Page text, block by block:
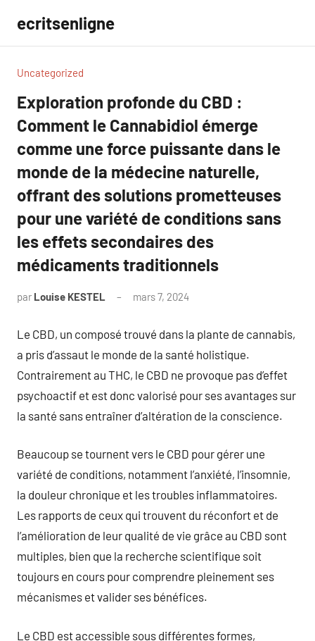
contenu
ecritsenligne
Uncategorized
Exploration profonde du CBD :
Comment le Cannabidiol émerge
comme une force puissante dans le
monde de la médecine naturelle,
offrant des solutions prometteuses
pour une variété de conditions sans
les effets secondaires des
médicaments traditionnels
par Louise KESTEL mars 7, 2024
Le CBD, un composé trouvé dans la plante de cannabis,
a pris d’assaut le monde de la santé holistique.
Contrairement au THC, le CBD ne provoque pas d’effet
psychoactif et est donc valorisé pour ses avantages sur
la santé sans entraîner d’altération de la conscience.
Beaucoup se tournent vers le CBD pour gérer une
variété de conditions, notamment l’anxiété, l’insomnie,
la douleur chronique et les troubles inflammatoires.
Les rapports de ceux qui trouvent du réconfort et de
l’amélioration de leur qualité de vie grâce au CBD sont
multiples, bien que la recherche scientifique soit
toujours en cours pour comprendre pleinement ses
mécanismes et valider ses bénéfices.
Le CBD est accessible sous différentes formes,